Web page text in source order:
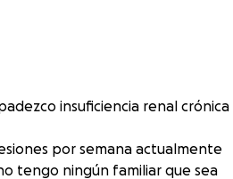
insuficiencia renal crónica
por semana actualmente
tengo ningún familiar que sea